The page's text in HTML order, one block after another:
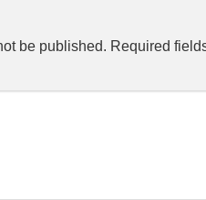
be published. Required